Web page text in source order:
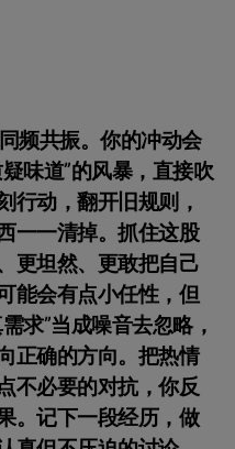
频共振。你的冲动会
味道”的风暴，直接吹
行动，翻开旧规则，
一一清掉。抓住这股
更坦然、更敢把自己
能会有点小任性，但
求”当成噪音去忽略，
正确的方向。把热情
不必要的对抗，你反
。记下一段经历，做